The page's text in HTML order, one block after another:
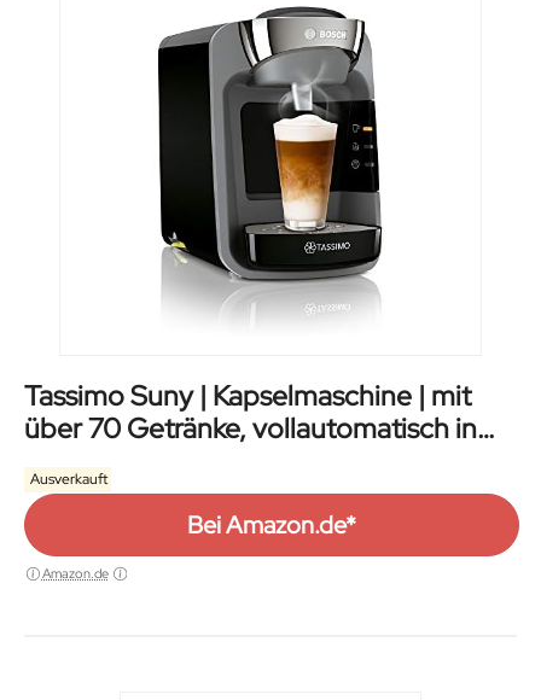
Tassimo Suny | Kapselmaschine | mit
über 70 Getränke, vollautomatisch in
schwarz
Ausverkauft
Bei Amazon.de*
Amazon.de